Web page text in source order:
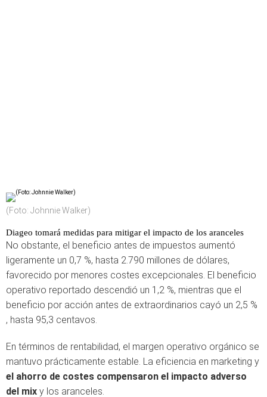
(Foto: Johnnie Walker)
Diageo tomará medidas para mitigar el impacto de los aranceles
No obstante, el beneficio antes de impuestos aumentó
ligeramente un 0,7 %, hasta 2.790 millones de dólares,
favorecido por menores costes excepcionales. El beneficio
operativo reportado descendió un 1,2 %, mientras que el
beneficio por acción antes de extraordinarios cayó un 2,5 %
, hasta 95,3 centavos.
En términos de rentabilidad, el margen operativo orgánico se
mantuvo prácticamente estable. La eficiencia en marketing y
el ahorro de costes compensaron el impacto adverso
del mix y los aranceles.